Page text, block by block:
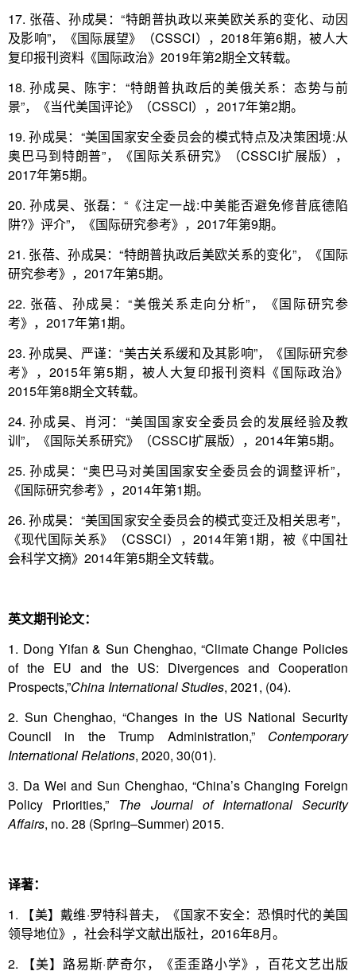
17. 张蓓、孙成昊：“特朗普执政以来美欧关系的变化、动因
及影响”，《国际展望》（CSSCI），2018年第6期，被人大
复印报刊资料《国际政治》2019年第2期全文转载。
18. 孙成昊、陈宇：“特朗普执政后的美俄关系：态势与前
景”，《当代美国评论》（CSSCI），2017年第2期。
19. 孙成昊：“美国国家安全委员会的模式特点及决策困境:从
奥巴马到特朗普”，《国际关系研究》（CSSCI扩展版），
2017年第5期。
20. 孙成昊、张磊：“《注定一战:中美能否避免修昔底德陷
阱?》评介”，《国际研究参考》，2017年第9期。
21. 张蓓、孙成昊：“特朗普执政后美欧关系的变化”，《国际
研究参考》，2017年第5期。
22. 张蓓、孙成昊：“美俄关系走向分析”，《国际研究参
考》，2017年第1期。
23. 孙成昊、严谨：“美古关系缓和及其影响”，《国际研究参
考》，2015年第5期，被人大复印报刊资料《国际政治》
2015年第8期全文转载。
24. 孙成昊、肖河：“美国国家安全委员会的发展经验及教
训”，《国际关系研究》（CSSCI扩展版），2014年第5期。
25. 孙成昊：“奥巴马对美国国家安全委员会的调整评析”，
《国际研究参考》，2014年第1期。
26. 孙成昊：“美国国家安全委员会的模式变迁及相关思考”，
《现代国际关系》（CSSCI），2014年第1期，被《中国社
会科学文摘》2014年第5期全文转载。
英文期刊论文：
1. Dong Yifan & Sun Chenghao, “Climate Change Policies
of the EU and the US: Divergences and Cooperation
Prospects,”China International Studies, 2021, (04).
2. Sun Chenghao, “Changes in the US National Security
Council in the Trump Administration,” Contemporary
International Relations, 2020, 30(01).
3. Da Wei and Sun Chenghao, “China’s Changing Foreign
Policy Priorities,” The Journal of International Security
Affairs, no. 28 (Spring–Summer) 2015.
译著：
1. 【美】戴维·罗特科普夫，《国家不安全：恐惧时代的美国
领导地位》，社会科学文献出版社，2016年8月。
2. 【美】路易斯·萨奇尔，《歪歪路小学》，百花文艺出版